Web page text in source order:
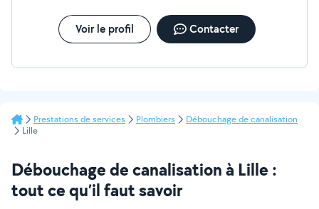
Voir le profil Contacter
Prestations de services Plombiers
Débouchage de canalisation
Lille
Débouchage de canalisation à Lille :
tout ce qu’il faut savoir